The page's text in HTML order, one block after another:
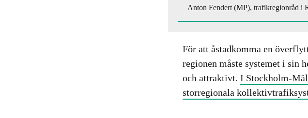
Anton Fendert (MP), trafikregionråd i
För att åstadkomma en
regionen måste systemet i
och attraktivt. I Stockholm-
storregionala